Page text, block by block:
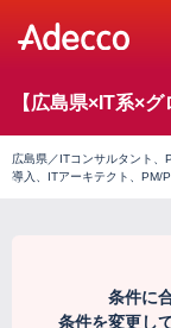
【広島県×IT系×
広島県／ITコンサルタント、
導入、ITアーキテクト、PM/
条件に
条件を変更し